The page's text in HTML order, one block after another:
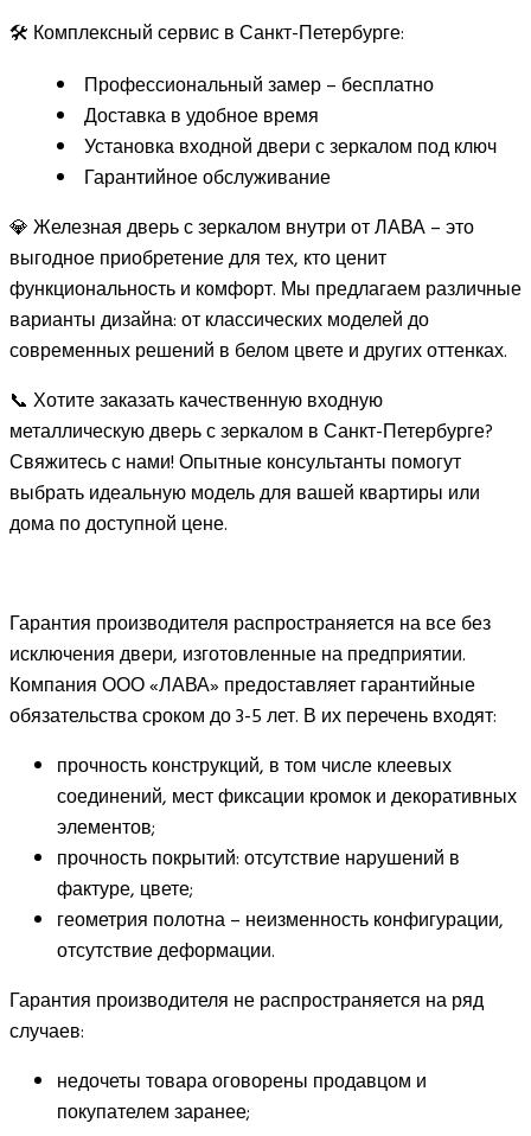
🛠️ Комплексный сервис в Санкт-Петербурге:
Профессиональный замер – бесплатно
Доставка в удобное время
Установка входной двери с зеркалом под ключ
Гарантийное обслуживание
💎 Железная дверь с зеркалом внутри от ЛАВА – это
выгодное приобретение для тех, кто ценит
функциональность и комфорт. Мы предлагаем различные
варианты дизайна: от классических моделей до
современных решений в белом цвете и других оттенках.
📞 Хотите заказать качественную входную
металлическую дверь с зеркалом в Санкт-Петербурге?
Свяжитесь с нами! Опытные консультанты помогут
выбрать идеальную модель для вашей квартиры или
дома по доступной цене.
Гарантия производителя распространяется на все без
исключения двери, изготовленные на предприятии.
Компания ООО «ЛАВА» предоставляет гарантийные
обязательства сроком до 3-5 лет. В их перечень входят:
прочность конструкций, в том числе клеевых
соединений, мест фиксации кромок и декоративных
элементов;
прочность покрытий: отсутствие нарушений в
фактуре, цвете;
геометрия полотна – неизменность конфигурации,
отсутствие деформации.
Гарантия производителя не распространяется на ряд
случаев:
недочеты товара оговорены продавцом и
покупателем заранее;